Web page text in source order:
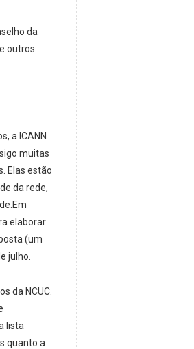
da
outros
a ICANN
muitas
Elas estão
da rede,
elaborar
(um
julho.
da NCUC.
lista
quanto a